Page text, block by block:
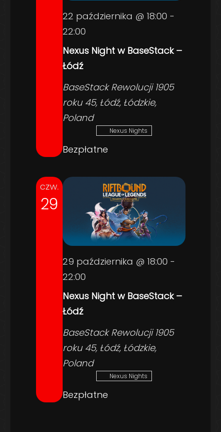
Nexus Night w BaseStack –
Łódź
22 października @ 18:00 -
22:00
BaseStackRewolucji 1905
roku 45, Łódź, Łódzkie,
Poland
Nexus Nights
Bezpłatne
czw.
29
Nexus Night w BaseStack –
Łódź
29 października @ 18:00 -
22:00
BaseStackRewolucji 1905
roku 45, Łódź, Łódzkie,
Poland
Nexus Nights
Bezpłatne